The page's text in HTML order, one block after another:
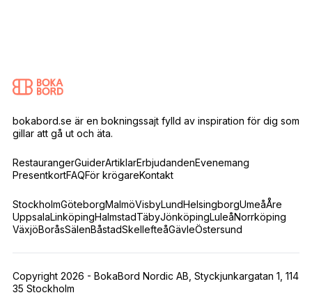
bokabord.se är en bokningssajt fylld av inspiration för dig som
gillar att gå ut och äta.
RestaurangerGuiderArtiklarErbjudandenEvenemang
PresentkortFAQFör krögareKontakt
StockholmGöteborgMalmöVisbyLundHelsingborgUmeåÅre
UppsalaLinköpingHalmstadTäbyJönköpingLuleåNorrköping
VäxjöBoråsSälenBåstadSkellefteåGävleÖstersund
Copyright 2026 - BokaBord Nordic AB, Styckjunkargatan 1, 114
35 Stockholm